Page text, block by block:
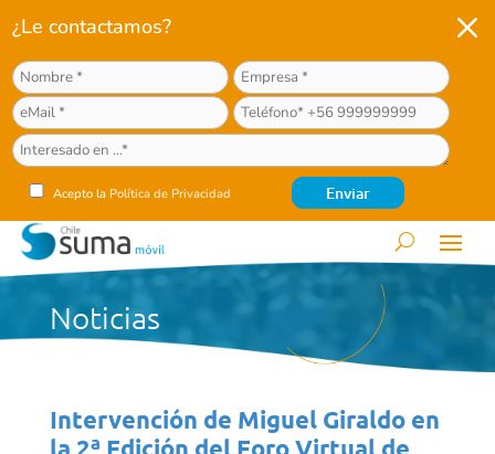
¿Le contactamos?
Acepto la Política de Privacidad
M
Noticias
Intervención de Miguel Giraldo en
la 2ª Edición del Foro Virtual de